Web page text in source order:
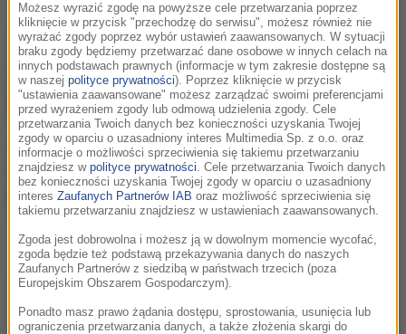
Anna Mucha podgrzewa
atmosferę! Aktorka
pozuje w czerwieni. Fani:
"Ślicznotka" [ZDJĘCIE]
Edyta Herbuś w "samej"
koszuli. Artystka
podgrzewa atmosferę w
zmysłowym tańcu
[WIDEO]
Możesz wyrazić zgodę na powyższe cele przetwarzania poprzez
kliknięcie w przycisk "przechodzę do serwisu", możesz również nie
wyrażać zgody poprzez wybór ustawień zaawansowanych. W sytuacji
braku zgody będziemy przetwarzać dane osobowe w innych celach na
innych podstawach prawnych (informacje w tym zakresie dostępne są
w naszej polityce prywatności). Poprzez kliknięcie w przycisk
"ustawienia zaawansowane" możesz zarządzać swoimi preferencjami
przed wyrażeniem zgody lub odmową udzielenia zgody. Cele
przetwarzania Twoich danych bez konieczności uzyskania Twojej
zgody w oparciu o uzasadniony interes Multimedia Sp. z o.o. oraz
informacje o możliwości sprzeciwienia się takiemu przetwarzaniu
znajdziesz w polityce prywatności . Cele przetwarzania Twoich danych
bez konieczności uzyskania Twojej zgody w oparciu o uzasadniony
interes Zaufanych Partnerów IAB oraz możliwość sprzeciwienia się
takiemu przetwarzaniu znajdziesz w ustawieniach zaawansowanych.
Zgoda jest dobrowolna i możesz ją w dowolnym momencie wycofać,
zgoda będzie też podstawą przekazywania danych do naszych
Zaufanych Partnerów z siedzibą w państwach trzecich (poza
Europejskim Obszarem Gospodarczym).
Ponadto masz prawo żądania dostępu, sprostowania, usunięcia lub
ograniczenia przetwarzania danych, a także złożenia skargi do